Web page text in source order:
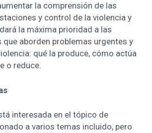
la comprensión de las
y control de la violencia y
la máxima prioridad a las
que aborden problemas urgentes y
qué la produce, cómo actúa
o reduce.
interesada en el tópico de
a varios temas incluido, pero